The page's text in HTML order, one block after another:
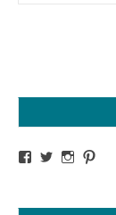
Voir leVoir le
Voir